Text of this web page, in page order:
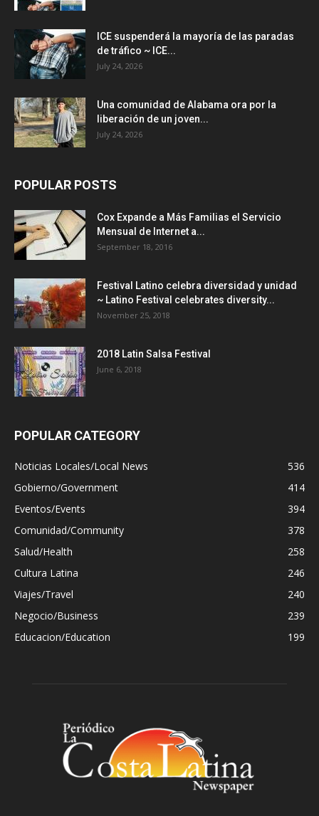
ICE suspenderá la mayoría de las paradas
de tráfico ~ ICE...
July 24, 2026
Una comunidad de Alabama ora por la
liberación de un joven...
July 24, 2026
POPULAR POSTS
Cox Expande a Más Familias el Servicio
Mensual de Internet a...
September 18, 2016
Festival Latino celebra diversidad y unidad
~ Latino Festival celebrates diversity...
November 25, 2018
2018 Latin Salsa Festival
June 6, 2018
POPULAR CATEGORY
Noticias Locales/Local News
536
Gobierno/Government
414
Eventos/Events
394
Comunidad/Community
378
Salud/Health
258
Cultura Latina
246
Viajes/Travel
240
Negocio/Business
239
Educacion/Education
199